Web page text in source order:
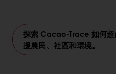
探索 Cacao‐Trace 如何
援農民、社區和環境。